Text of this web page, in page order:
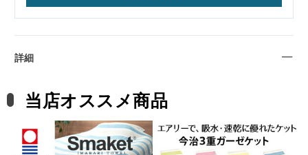
詳細
当店オススメ商品